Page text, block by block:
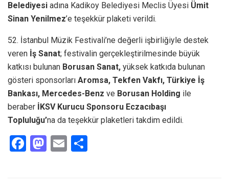
Belediyesi adına Kadikoy Belediyesi Meclis Üyesi Ümit
Sinan Yenilmez’e teşekkür plaketi verildi.
52. İstanbul Müzik Festivali’ne değerli işbirliğiyle destek
veren İş Sanat; festivalin gerçekleştirilmesinde büyük
katkısı bulunan Borusan Sanat, yüksek katkıda bulunan
gösteri sponsorları Aromsa, Tekfen Vakfı, Türkiye İş
Bankası, Mercedes-Benz ve Borusan Holding ile
beraber İKSV Kurucu Sponsoru Eczacıbaşı
Topluluğu’na da teşekkür plaketleri takdim edildi.
F
M E